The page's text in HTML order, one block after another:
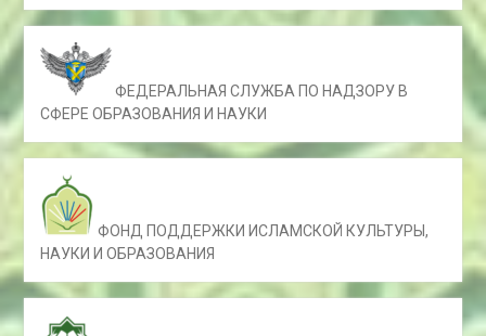
ФЕДЕРАЛЬНАЯ СЛУЖБА ПО НАДЗОРУ В
СФЕРЕ ОБРАЗОВАНИЯ И НАУКИ
ФОНД ПОДДЕРЖКИ ИСЛАМСКОЙ КУЛЬТУРЫ,
НАУКИ И ОБРАЗОВАНИЯ